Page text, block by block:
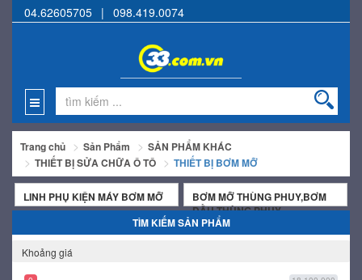
04.62605705 | 098.419.0074
Trang chủ Sản Phẩm
SẢN PHẨM KHÁC
THIẾT BỊ SỬA CHỮA Ô TÔ
THIẾT BỊ BƠM MỠ
LINH PHỤ KIỆN MÁY BƠM MỠ
BƠM MỠ THÙNG PHUY,BƠM
DẦU THÙNG PHUY
TÌM KIẾM SẢN PHẨM
Khoảng giá